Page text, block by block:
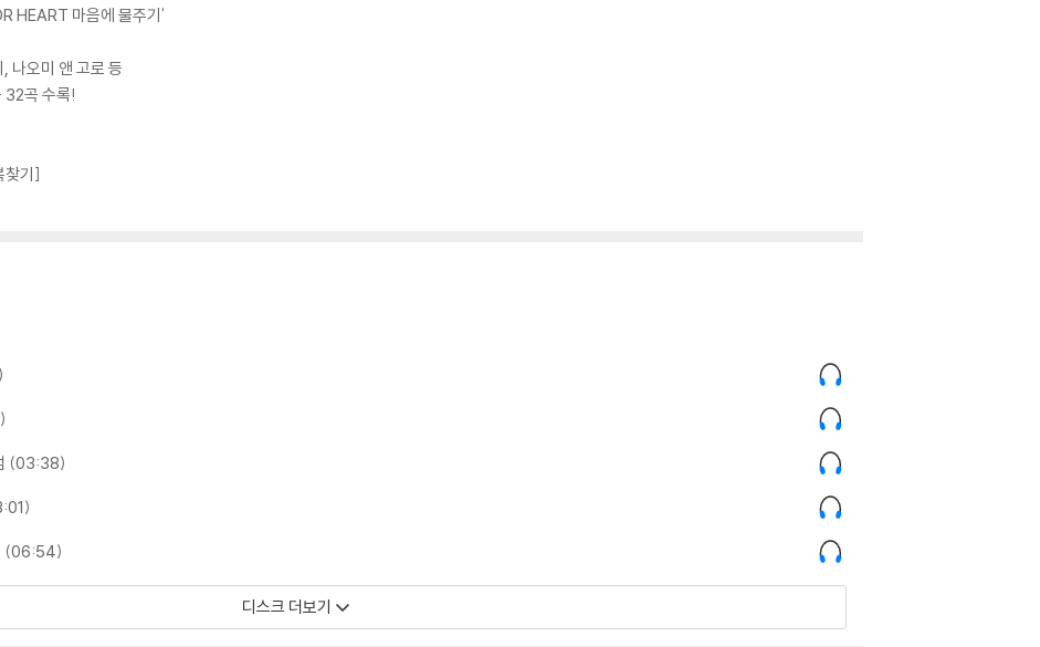
HEART 마음에 물주기'
나오미 앤 고로 등
32곡 수록!
찾기]
(03:38)
(06:54)
디스크 더보기